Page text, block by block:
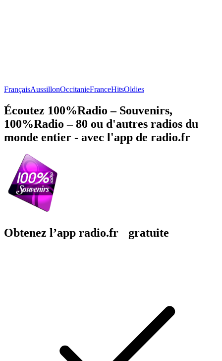
FrançaisAussillonOccitanieFranceHitsOldies
Écoutez 100%Radio – Souvenirs,
100%Radio – 80 ou d'autres radios du
monde entier - avec l'app de radio.fr
Obtenez l’app radio.fr gratuite